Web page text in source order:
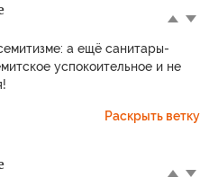
а ещё санитары-
успокоительное и не
Раскрыть ветку